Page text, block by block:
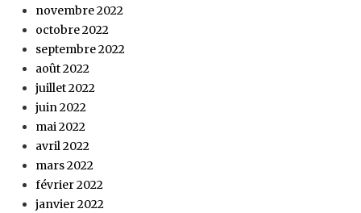
novembre 2022
octobre 2022
septembre 2022
août 2022
juillet 2022
juin 2022
mai 2022
avril 2022
mars 2022
février 2022
janvier 2022